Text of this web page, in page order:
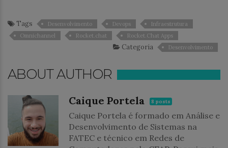
Tags Desenvolvimento Devops
Infraestrutura
Omnichannel
Rocket.chat Rocket.Chat Apps
Categoria Desenvolvimento
ABOUT AUTHOR
Caique Portela 8 posts
Caique Portela é formado em Análise e
Desenvolvimento de Sistemas na
FATEC e técnico em Redes de